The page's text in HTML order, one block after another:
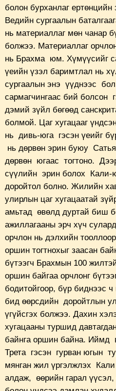
болон бурханлаг ертөнцийн
Ведийн сургаалын
нь материаллаг мөн чанар
болжээ. Материаллаг
нь Брахма юм. Хүмүүсийг
үеийн үзэл баримтлал нь
сургаалын энэ үүднээс
сармагчингаас бий болсон
дэмий зүйл бөгөөд
болмой. Цаг хугацааг
нь дивь-юга гэсэн үеийг
нь дөрвөн эрин буюу
дөрвөн югаас тогтоно.
сүүлийн эрин болох Кали-
доройтол болно. Жилийн
улирлын цаг хугацаатай
амьтад өвөлд дуртай биш
ажиллагааны эрч хүч
орчлон нь дэлхийн
оршин тогтнохыг заасан
бүтээгч Брахмын 100
оршин байгаа орчлонг
бодитойгоор, бүр биднээс
бид өөрсдийн доройтлын
үгүйсгэх болжээ. Дахин
хугацааны туршид
байнга оршин байна. Иймд
Трета гэсэн гурван югын
мянган жил үргэлжлэх
алдаж, өөрийн гарал